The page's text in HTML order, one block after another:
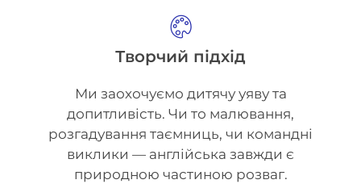
Творчий підхід
Ми заохочуємо дитячу уяву та
допитливість. Чи то малювання,
розгадування таємниць, чи командні
виклики — англійська завжди є
природною частиною розваг.